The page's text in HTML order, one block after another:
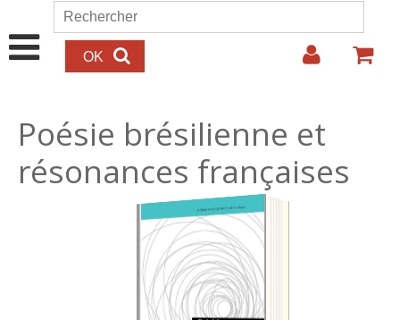
Aller au contenu principal
Formulaire de recherche
Rechercher
Poésie brésilienne et
résonances françaises
15.00€